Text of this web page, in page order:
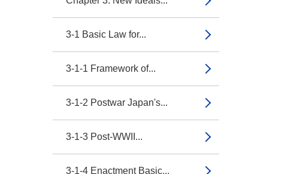
3-1 Basic Law for...
3-1-1 Framework of...
3-1-2 Postwar Japan's...
3-1-3 Post-WWII...
3-1-4 Enactment Basic...